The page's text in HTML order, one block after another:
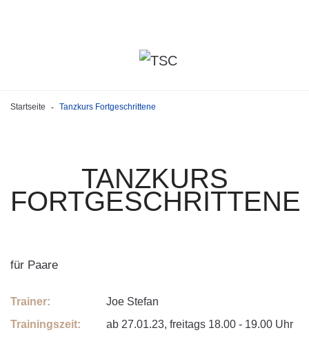
Startseite - Tanzkurs Fortgeschrittene
TANZKURS
FORTGESCHRITTENE
für Paare
Trainer:
Joe Stefan
Trainingszeit:
ab 27.01.23, freitags 18.00 - 19.00 Uhr